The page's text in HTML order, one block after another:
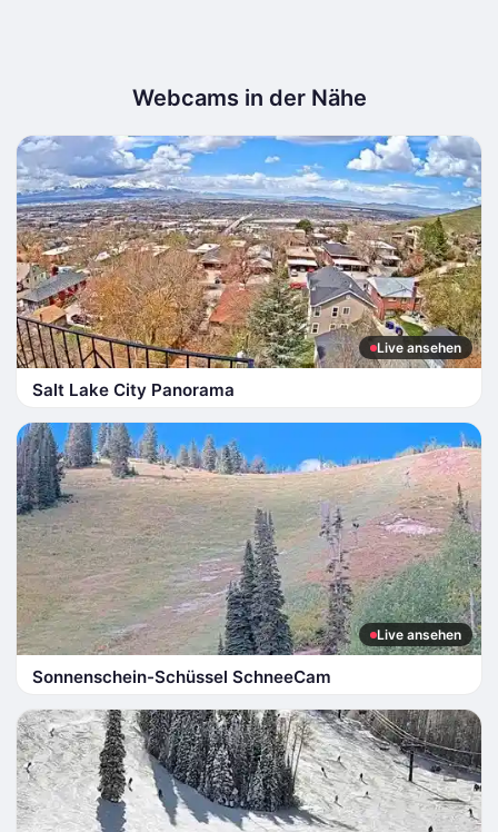
Webcams in der Nähe
Live ansehen
Salt Lake City Panorama
Live ansehen
Sonnenschein-Schüssel SchneeCam